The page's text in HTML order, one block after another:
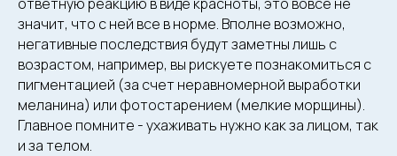
значит, что с ней все в норме. Вполне возможно,
негативные последствия будут заметны лишь с
возрастом, например, вы рискуете познакомиться с
пигментацией (за счет неравномерной выработки
меланина) или фотостарением (мелкие морщины).
Главное помните - ухаживать нужно как за лицом, так
и за телом.